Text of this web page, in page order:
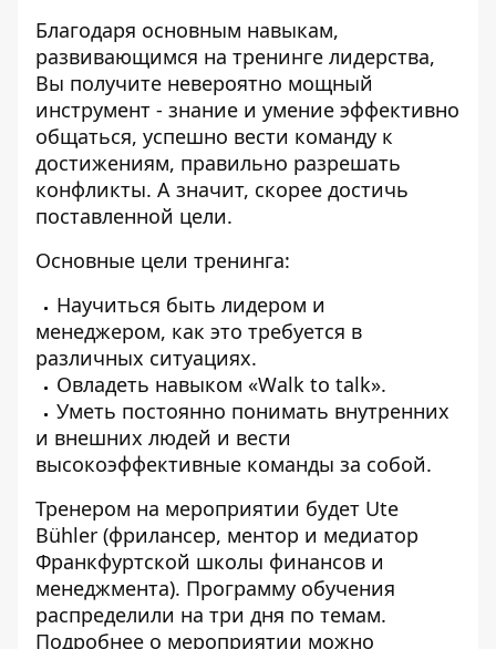
Благодаря основным навыкам,
развивающимся на тренинге лидерства,
Вы получите невероятно мощный
инструмент - знание и умение эффективно
общаться, успешно вести команду к
достижениям, правильно разрешать
конфликты. А значит, скорее достичь
поставленной цели.
Основные цели тренинга:
Научиться быть лидером и
менеджером, как это требуется в
различных ситуациях.
Овладеть навыком «Walk to talk».
Уметь постоянно понимать внутренних
и внешних людей и вести
высокоэффективные команды за собой.
Тренером на мероприятии будет Ute
Bühler (фрилансер, ментор и медиатор
Франкфуртской школы финансов и
менеджмента). Программу обучения
распределили на три дня по темам.
Подробнее о мероприятии можно